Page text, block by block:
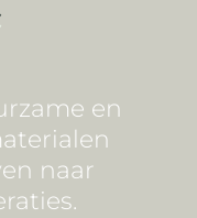
en
naar